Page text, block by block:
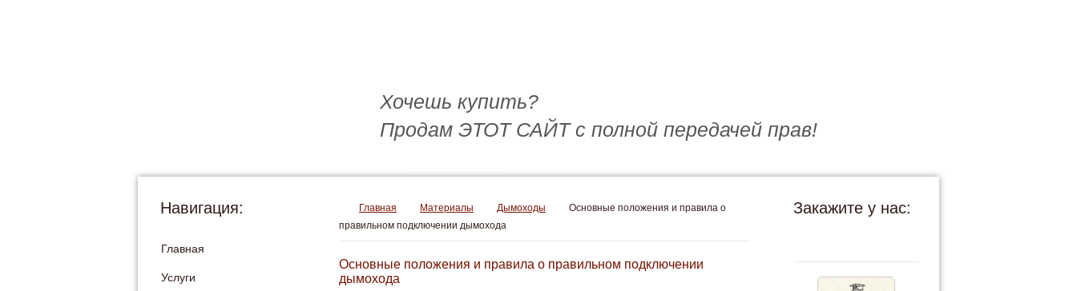
Хочешь купить?
Продам ЭТОТ САЙТ с полной передачей прав!
Навигация:
Главная
Услуги
Главная Материалы Дымоходы
Основные положения и правила о
правильном подключении дымохода
Основные положения и правила о правильном подключении
дымохода
Закажите у нас: